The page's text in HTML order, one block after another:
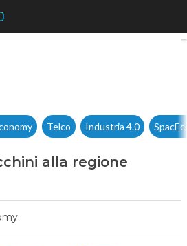
Pesenti e Paracchini alla
Telco Industria 4.0
alla regione